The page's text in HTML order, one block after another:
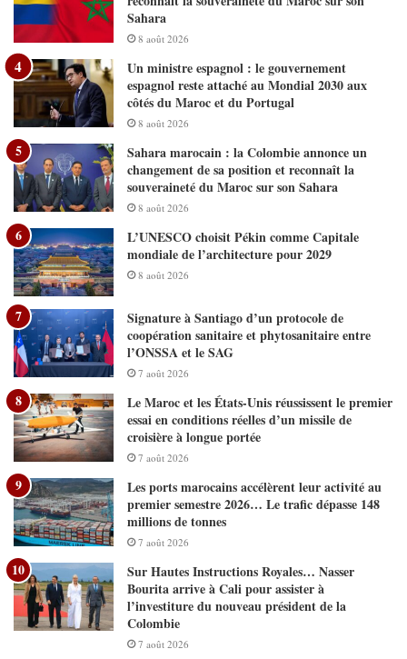
Sahara
8 août 2026
Un ministre espagnol : le gouvernement
espagnol reste attaché au Mondial 2030 aux
côtés du Maroc et du Portugal
8 août 2026
Sahara marocain : la Colombie annonce un
changement de sa position et reconnaît la
souveraineté du Maroc sur son Sahara
8 août 2026
L’UNESCO choisit Pékin comme Capitale
mondiale de l’architecture pour 2029
8 août 2026
Signature à Santiago d’un protocole de
coopération sanitaire et phytosanitaire entre
l’ONSSA et le SAG
7 août 2026
Le Maroc et les États-Unis réussissent le premier
essai en conditions réelles d’un missile de
croisière à longue portée
7 août 2026
Les ports marocains accélèrent leur activité au
premier semestre 2026… Le trafic dépasse 148
millions de tonnes
7 août 2026
Sur Hautes Instructions Royales… Nasser
Bourita arrive à Cali pour assister à
l’investiture du nouveau président de la
Colombie
7 août 2026